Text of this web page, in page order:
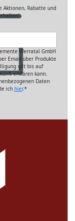
Aktionen, Rabatte und
Werratal GmbH
Email über Produkte
gilt bis auf
erklären kann.
Daten
ich hier.*